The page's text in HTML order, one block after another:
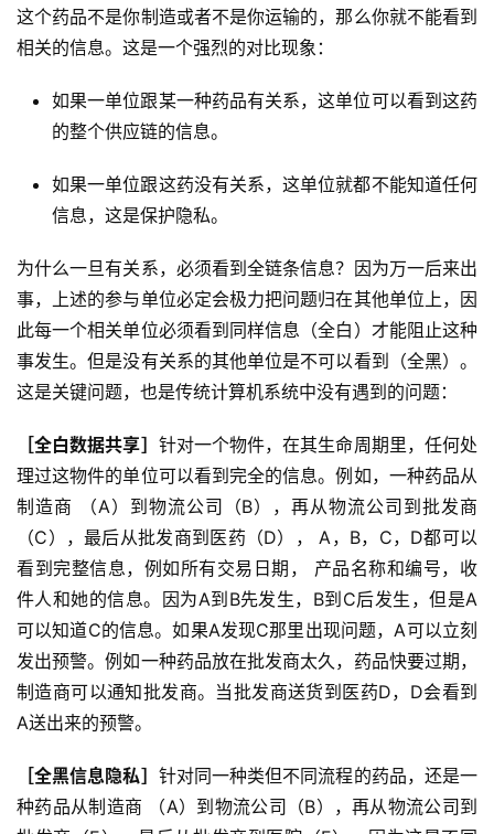
这个药品不是你制造或者不是你运输的，那么你就不能看到
相关的信息。这是一个强烈的对比现象：
如果一单位跟某一种药品有关系，这单位可以看到这药
的整个供应链的信息。
如果一单位跟这药没有关系，这单位就都不能知道任何
信息，这是保护隐私。
为什么一旦有关系，必须看到全链条信息？因为万一后来出
事，上述的参与单位必定会极力把问题归在其他单位上，因
此每一个相关单位必须看到同样信息（全白）才能阻止这种
事发生。但是没有关系的其他单位是不可以看到（全黑）。
这是关键问题，也是传统计算机系统中没有遇到的问题：
［全白数据共享］ 针对一个物件，在其生命周期里，任何处
理过这物件的单位可以看到完全的信息。例如，一种药品从
制造商 （A）到物流公司（B），再从物流公司到批发商
（C），最后从批发商到医药（D）， A，B，C，D都可以
看到完整信息，例如所有交易日期， 产品名称和编号，收
件人和她的信息。因为A到B先发生，B到C后发生，但是A
可以知道C的信息。如果A发现C那里出现问题，A可以立刻
发出预警。例如一种药品放在批发商太久，药品快要过期，
制造商可以通知批发商。当批发商送货到医药D，D会看到
A送出来的预警。
［全黑信息隐私］ 针对同一种类但不同流程的药品，还是一
种药品从制造商 （A）到物流公司（B），再从物流公司到